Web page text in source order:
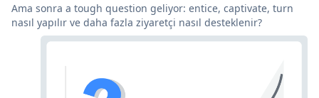
Ama sonra a tough question geliyor: entice, captivate, turn
nasıl yapılır ve daha fazla ziyaretçi nasıl desteklenir?